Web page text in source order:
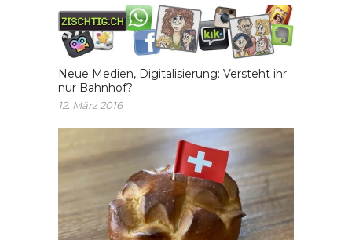
Neue Medien, Digitalisierung: Versteht ihr
nur Bahnhof?
12. März 2016